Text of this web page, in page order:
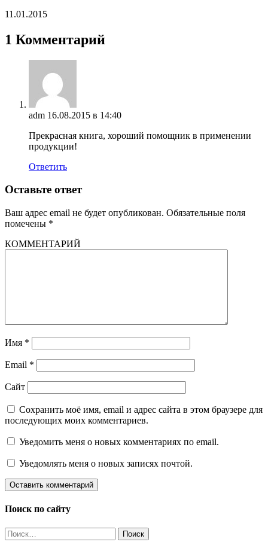
11.01.2015
1 Комментарий
adm 16.08.2015 в 14:40
Прекрасная книга, хороший помощник в применении
продукции!
Ответить
Оставьте ответ
Ваш адрес email не будет опубликован. Обязательные поля
помечены *
КОММЕНТАРИЙ
Имя *
Email *
Сайт
Сохранить моё имя, email и адрес сайта в этом браузере для
последующих моих комментариев.
Уведомить меня о новых комментариях по email.
Уведомлять меня о новых записях почтой.
Поиск по сайту
Найти: